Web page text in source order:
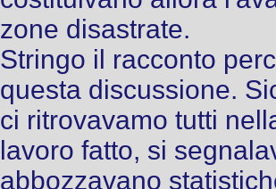
zone disastrate.
Stringo il racconto
questa discussione.
ci ritrovavamo tutti
lavoro fatto, si
abbozzavano